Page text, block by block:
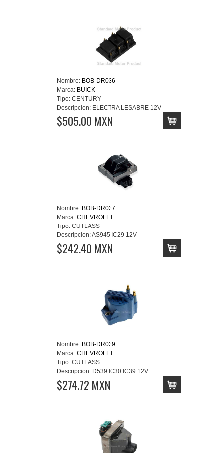
Nombre: BOB-DR036
Marca: BUICK
Tipo: CENTURY
Descripcion: ELECTRA LESABRE 12V
$505.00 MXN
Nombre: BOB-DR037
Marca: CHEVROLET
Tipo: CUTLASS
Descripcion:AS945 IC29 12V
$242.40 MXN
Nombre: BOB-DR039
Marca: CHEVROLET
Tipo: CUTLASS
Descripcion: D539 IC30 IC39 12V
$274.72 MXN